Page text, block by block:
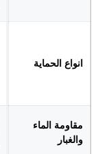
انواع الحماية
مقاومة الماء
والغبار